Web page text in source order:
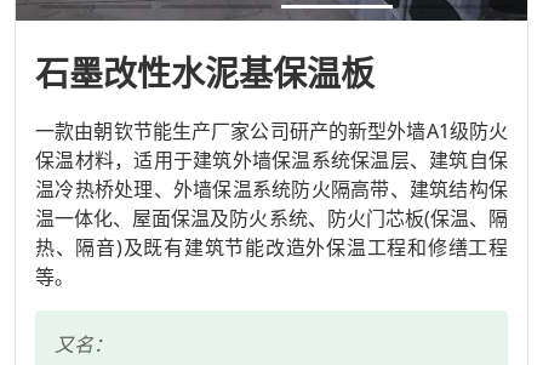
石墨改性水泥基保温板
一款由朝钦节能生产厂家公司研产的新型外墙A1级防火
保温材料，适用于建筑外墙保温系统保温层、建筑自保
温冷热桥处理、外墙保温系统防火隔高带、建筑结构保
温一体化、屋面保温及防火系统、防火门芯板(保温、隔
热、隔音)及既有建筑节能改造外保温工程和修缮工程
等。
又名：